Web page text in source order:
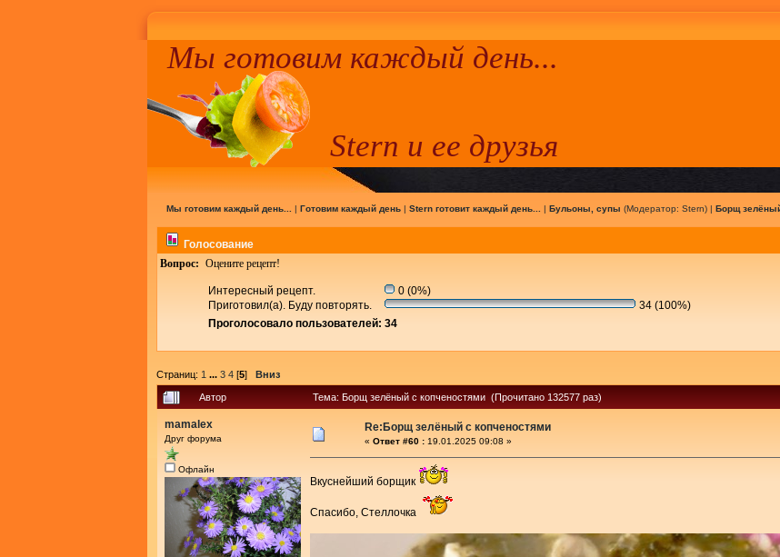
Мы готовим каждый день...
Stern и ее друзья
Мы готовим каждый день... | Готовим каждый день| Stern готовит каждый день... | Бульоны, супы (Модератор: Stern) | Борщ
Голосование
Вопрос: Оцените рецепт!
Интересный рецепт.
0 (0%)
Приготовил(а). Буду повторять.
34 (100%)
Проголосовало пользователей: 34
Страниц: 1 ... 3 4 [5] Вниз
Автор Тема: Борщ зелёный с копченостями (Прочитано 132577 раз)
mamalex
Друг форума
Офлайн
Re:Борщ зелёный с копченостями
« Ответ #60 : 19.01.2025 09:08 »
Вкуснейший борщик
Спасибо, Стеллочка